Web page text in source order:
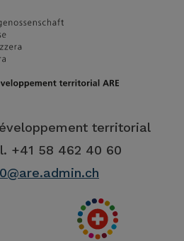
territorial
+41 58 462 40 60